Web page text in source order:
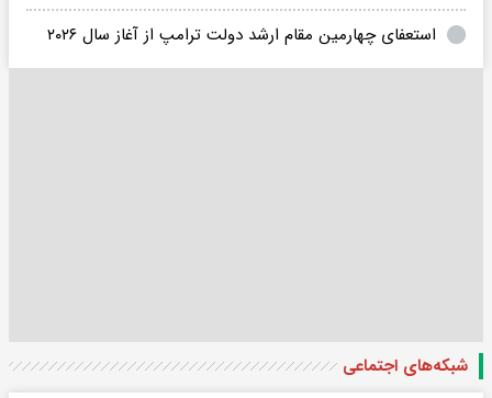
استعفای چهارمین مقام ارشد دولت ترامپ از آغاز سال ۲۰۲۶
شبکه‌های اجتماعی